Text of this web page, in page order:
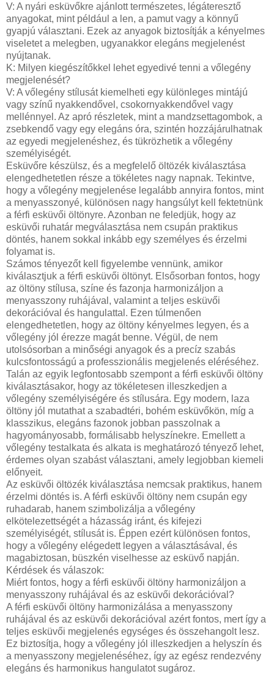
V: A nyári esküvőkre ajánlott természetes, légáteresztő
anyagokat, mint például a len, a pamut vagy a könnyű
gyapjú választani. Ezek az anyagok biztosítják a kényelmes
viseletet a melegben, ugyanakkor elegáns megjelenést
nyújtanak.
K: Milyen kiegészítőkkel lehet egyedivé tenni a vőlegény
megjelenését?
V: A vőlegény stílusát kiemelheti egy különleges mintájú
vagy színű nyakkendővel, csokornyakkendővel vagy
mellénnyel. Az apró részletek, mint a mandzsettagombok, a
zsebkendő vagy egy elegáns óra, szintén hozzájárulhatnak
az egyedi megjelenéshez, és tükrözhetik a vőlegény
személyiségét.
Esküvőre készülsz, és a megfelelő öltözék kiválasztása
elengedhetetlen része a tökéletes nagy napnak. Tekintve,
hogy a vőlegény megjelenése legalább annyira fontos, mint
a menyasszonyé, különösen nagy hangsúlyt kell fektetnünk
a férfi esküvői öltönyre. Azonban ne feledjük, hogy az
esküvői ruhatár megválasztása nem csupán praktikus
döntés, hanem sokkal inkább egy személyes és érzelmi
folyamat is.
Számos tényezőt kell figyelembe vennünk, amikor
kiválasztjuk a férfi esküvői öltönyt. Elsősorban fontos, hogy
az öltöny stílusa, színe és fazonja harmonizáljon a
menyasszony ruhájával, valamint a teljes esküvői
dekorációval és hangulattal. Ezen túlmenően
elengedhetetlen, hogy az öltöny kényelmes legyen, és a
vőlegény jól érezze magát benne. Végül, de nem
utolsósorban a minőségi anyagok és a precíz szabás
kulcsfontosságú a professzionális megjelenés eléréséhez.
Talán az egyik legfontosabb szempont a férfi esküvői öltöny
kiválasztásakor, hogy az tökéletesen illeszkedjen a
vőlegény személyiségére és stílusára. Egy modern, laza
öltöny jól mutathat a szabadtéri, bohém esküvőkön, míg a
klasszikus, elegáns fazonok jobban passzolnak a
hagyományosabb, formálisabb helyszínekre. Emellett a
vőlegény testalkata és alkata is meghatározó tényező lehet,
érdemes olyan szabást választani, amely legjobban kiemeli
előnyeit.
Az esküvői öltözék kiválasztása nemcsak praktikus, hanem
érzelmi döntés is. A férfi esküvői öltöny nem csupán egy
ruhadarab, hanem szimbolizálja a vőlegény
elkötelezettségét a házasság iránt, és kifejezi
személyiségét, stílusát is. Éppen ezért különösen fontos,
hogy a vőlegény elégedett legyen a választásával, és
magabiztosan, büszkén viselhesse az esküvő napján.
Kérdések és válaszok:
Miért fontos, hogy a férfi esküvői öltöny harmonizáljon a
menyasszony ruhájával és az esküvői dekorációval?
A férfi esküvői öltöny harmonizálása a menyasszony
ruhájával és az esküvői dekorációval azért fontos, mert így a
teljes esküvői megjelenés egységes és összehangolt lesz.
Ez biztosítja, hogy a vőlegény jól illeszkedjen a helyszín és
a menyasszony megjelenéséhez, így az egész rendezvény
elegáns és harmonikus hangulatot sugároz.